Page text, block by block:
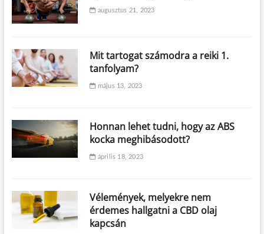
augusztus 21, 2023
Mit tartogat számodra a reiki 1.
tanfolyam?
május 13, 2023
Honnan lehet tudni, hogy az ABS
kocka meghibásodott?
április 18, 2023
Vélemények, melyekre nem
érdemes hallgatni a CBD olaj
kapcsán